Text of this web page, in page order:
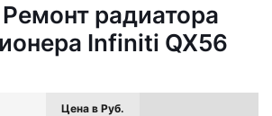
радиатора
Infiniti QX56
Цена в Руб.